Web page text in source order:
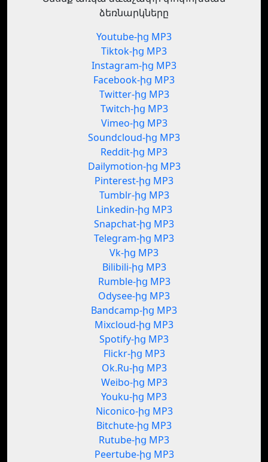
ձեռնարկները
Youtube-ից MP3
Tiktok-ից MP3
Instagram-ից MP3
Facebook-ից MP3
Twitter-ից MP3
Twitch-ից MP3
Vimeo-ից MP3
Soundcloud-ից MP3
Reddit-ից MP3
Dailymotion-ից MP3
Pinterest-ից MP3
Tumblr-ից MP3
Linkedin-ից MP3
Snapchat-ից MP3
Telegram-ից MP3
Vk-ից MP3
Bilibili-ից MP3
Rumble-ից MP3
Odysee-ից MP3
Bandcamp-ից MP3
Mixcloud-ից MP3
Spotify-ից MP3
Flickr-ից MP3
Ok.Ru-ից MP3
Weibo-ից MP3
Youku-ից MP3
Niconico-ից MP3
Bitchute-ից MP3
Rutube-ից MP3
Peertube-ից MP3